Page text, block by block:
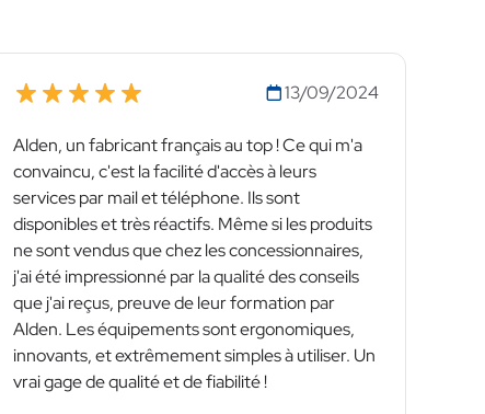
13/09/2024
Alden, un fabricant français au top ! Ce qui m'a
convaincu, c'est la facilité d'accès à leurs
services par mail et téléphone. Ils sont
disponibles et très réactifs. Même si les produits
ne sont vendus que chez les concessionnaires,
j'ai été impressionné par la qualité des conseils
que j'ai reçus, preuve de leur formation par
Alden. Les équipements sont ergonomiques,
innovants, et extrêmement simples à utiliser. Un
vrai gage de qualité et de fiabilité !